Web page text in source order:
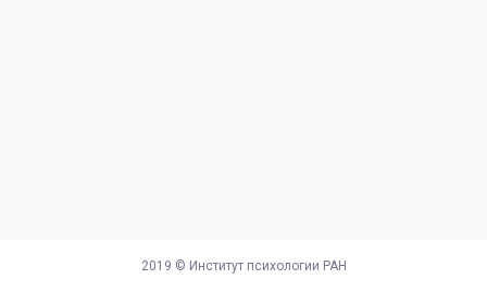
2019 © Институт психологии РАН